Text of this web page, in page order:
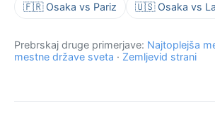
🇫🇷 Osaka vs Pariz 🇺🇸 Osaka vs
Prebrskaj druge primerjave: Najtoplejša
mestne države sveta · Zemljevid strani